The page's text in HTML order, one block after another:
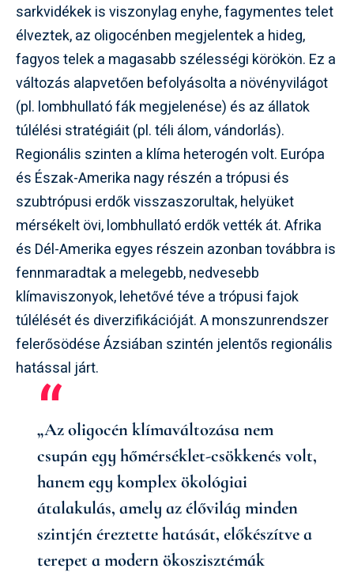
sarkvidékek is viszonylag enyhe, fagymentes telet
élveztek, az oligocénben megjelentek a hideg,
fagyos telek a magasabb szélességi körökön. Ez a
változás alapvetően befolyásolta a növényvilágot
(pl. lombhullató fák megjelenése) és az állatok
túlélési stratégiáit (pl. téli álom, vándorlás).
Regionális szinten a klíma heterogén volt. Európa
és Észak-Amerika nagy részén a trópusi és
szubtrópusi erdők visszaszorultak, helyüket
mérsékelt övi, lombhullató erdők vették át. Afrika
és Dél-Amerika egyes részein azonban továbbra is
fennmaradtak a melegebb, nedvesebb
klímaviszonyok, lehetővé téve a trópusi fajok
túlélését és diverzifikációját. A monszunrendszer
felerősödése Ázsiában szintén jelentős regionális
hatással járt.
„Az oligocén klímaváltozása nem
csupán egy hőmérséklet-csökkenés volt,
hanem egy komplex ökológiai
átalakulás, amely az élővilág minden
szintjén éreztette hatását, előkészítve a
terepet a modern ökoszisztémák